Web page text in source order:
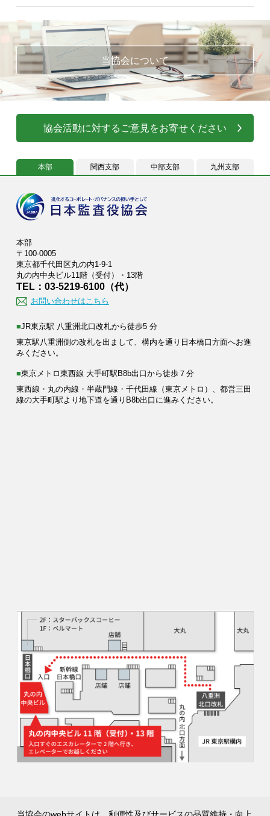
当協会について
協会活動に対するご意見をお寄せください
本部 関西支部 中部支部 九州支部
本部
〒100-0005
東京都千代田区丸の内1-9-1
丸の内中央ビル11階（受付）・13階
TEL：03-5219-6100（代）
お問い合わせはこちら
■JR東京駅 八重洲北口改札から徒歩5 分
東京駅八重洲側の改札を出まして、構内を通り日本橋口方面へお進
みください。
■東京メトロ東西線 大手町駅B8b出口から徒歩７分
東西線・丸の内線・半蔵門線・千代田線（東京メトロ）、都営三田
線の大手町駅より地下道を通りB8b出口に進みください。